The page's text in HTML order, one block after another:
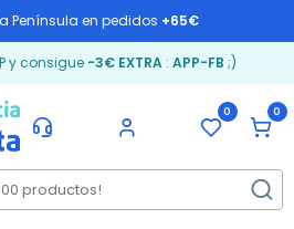
a Península en pedidos +65€
y consigue -3€ EXTRA: APP-FB ;)
0 0